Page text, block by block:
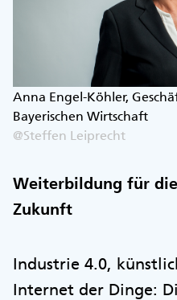
Anna Engel-Köhler,
Bayerischen Wirtschaft
@Steffen Leiprecht
Weiterbildung für
Zukunft
Industrie 4.0,
Internet der Dinge: